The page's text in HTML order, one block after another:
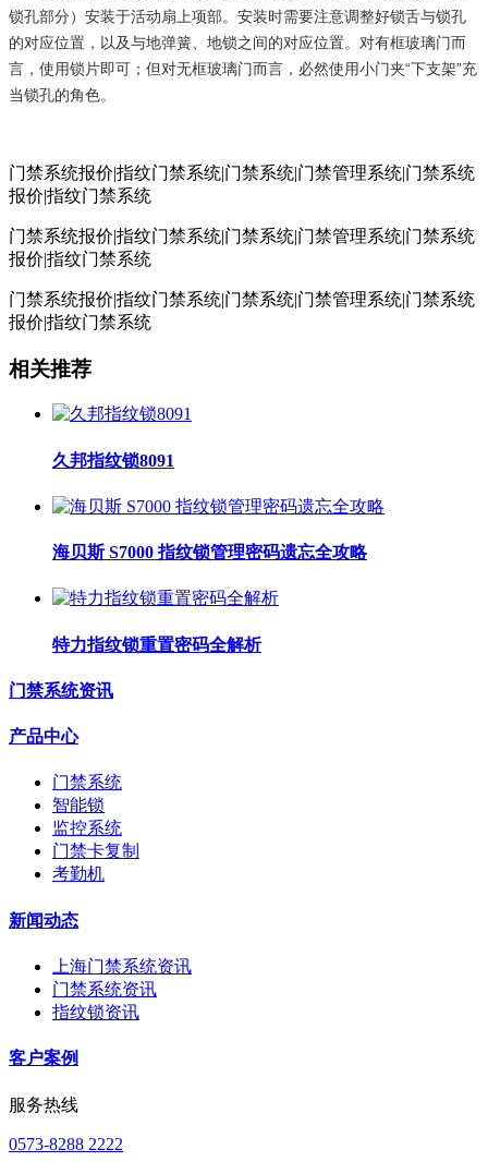
锁孔部分）安装于活动扇上项部。安装时需要注意调整好锁舌与锁孔
的对应位置，以及与地弹簧、地锁之间的对应位置。对有框玻璃门而
言，使用锁片即可；但对无框玻璃门而言，必然使用小门夹“下支架”充
当锁孔的角色。
门禁系统报价|指纹门禁系统|门禁系统|门禁管理系统|门禁系统
报价|指纹门禁系统
门禁系统报价|指纹门禁系统|门禁系统|门禁管理系统|门禁系统
报价|指纹门禁系统
门禁系统报价|指纹门禁系统|门禁系统|门禁管理系统|门禁系统
报价|指纹门禁系统
相关推荐
久邦指纹锁8091
海贝斯 S7000 指纹锁管理密码遗忘全攻略
特力指纹锁重置密码全解析
门禁系统资讯
产品中心
门禁系统
智能锁
监控系统
门禁卡复制
考勤机
新闻动态
上海门禁系统资讯
门禁系统资讯
指纹锁资讯
客户案例
服务热线
0573-8288 2222